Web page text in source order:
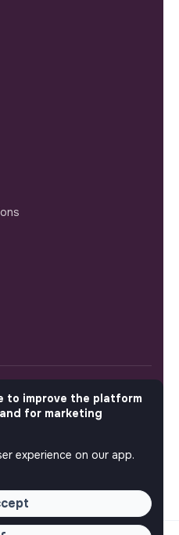
to improve the platform
for marketing
experience on our app.